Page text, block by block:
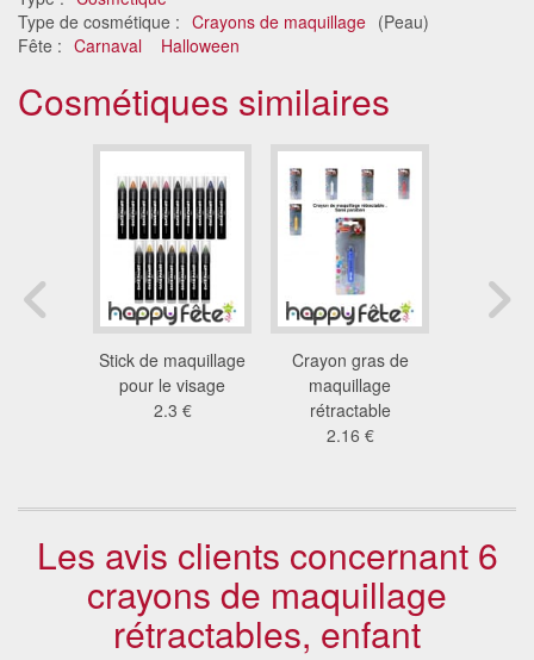
Type de cosmétique : Crayons de maquillage (Peau)
Fête : Carnaval Halloween
Cosmétiques similaires
Stick de maquillage
pour le visage
2.3 €
Crayon gras de
maquillage
rétractable
2.16 €
Les avis clients concernant 6
crayons de maquillage
rétractables, enfant